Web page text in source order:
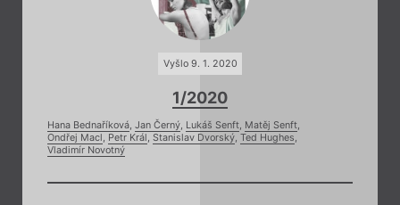
Vyšlo 9. 1. 2020
1/2020
Hana Bednaříková, Jan Černý, Lukáš Senft, Matěj Senft,
Ondřej Macl , Petr Král , Stanislav Dvorský, Ted Hughes,
Vladimír Novotný